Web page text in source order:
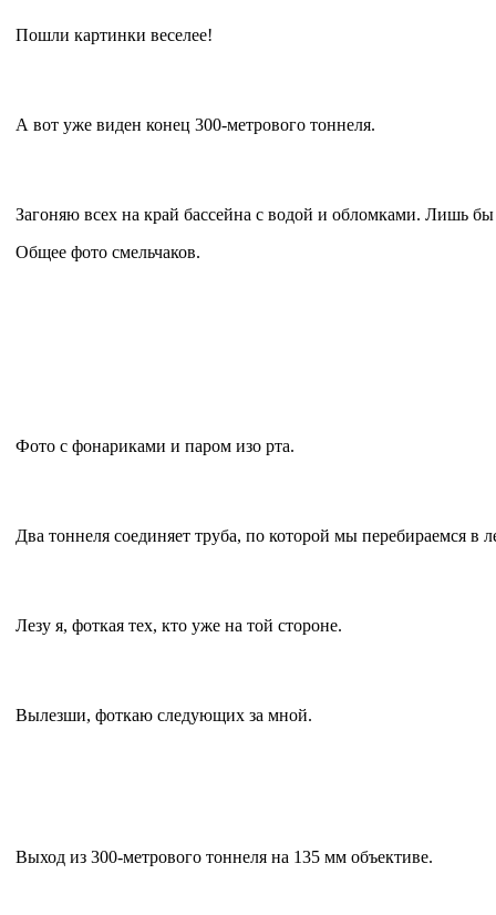
Пошли картинки веселее!
А вот уже виден конец 300-метрового тоннеля.
Загоняю всех на край бассейна с водой и обломками. Лишь
Общее фото смельчаков.
Фото с фонариками и паром изо рта.
Два тоннеля соединяет труба, по которой мы перебираемся в
Лезу я, фоткая тех, кто уже на той стороне.
Вылезши, фоткаю следующих за мной.
Выход из 300-метрового тоннеля на 135 мм объективе.